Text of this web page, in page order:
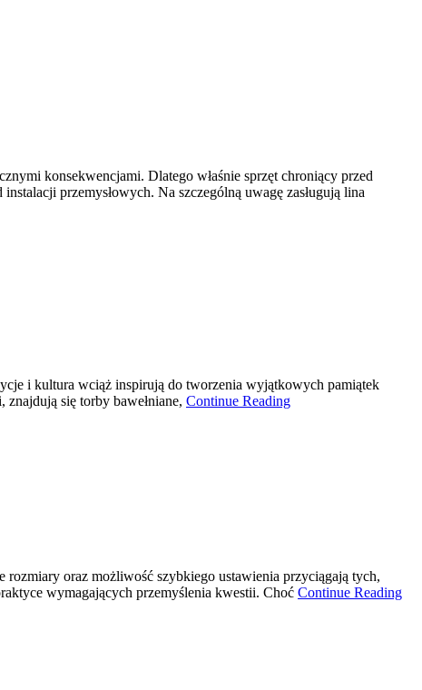
konsekwencjami. Dlatego właśnie sprzęt chroniący przed
przemysłowych. Na szczególną uwagę zasługują lina
i kultura wciąż inspirują do tworzenia wyjątkowych pamiątek
się torby bawełniane, Continue Reading
oraz możliwość szybkiego ustawienia przyciągają tych,
wymagających przemyślenia kwestii. Choć Continue Reading